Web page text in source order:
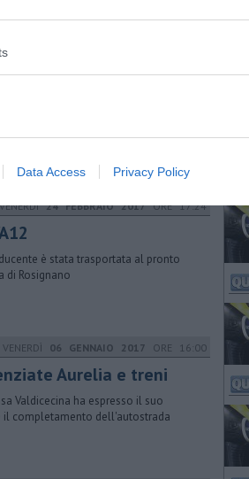
Data Access Privacy Policy
e sicura
VENERDÌ24 FEBBRAIO 2017ORE 17:24
è stata trasportata al pronto
di Rosignano
VENERDÌ 06 GENNAIO 2017 ORE 16:00
Aurelia e treni
Valdicecina ha espresso il suo
il completamento dell'autostrada